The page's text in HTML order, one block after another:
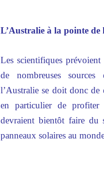
L’Australie à la pointe de
Les scientifiques
de nombreuses sources
l’Australie se doit donc de
en particulier de profiter
devraient bientôt faire du
panneaux solaires au